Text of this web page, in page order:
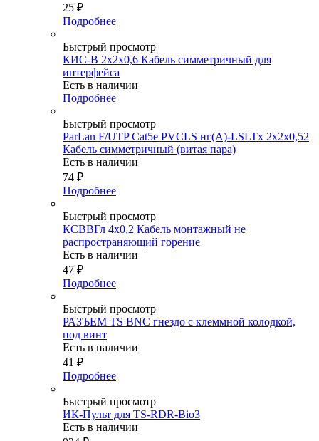
25 ₽
Подробнее
Быстрый просмотр
КИС-В 2х2х0,6 Кабель симметричный для
интерфейса
Есть в наличии
Подробнее
Быстрый просмотр
ParLan F/UTP Cat5e PVCLS нг(A)-LSLTx 2х2х0,52
Кабель симметричный (витая пара)
Есть в наличии
74 ₽
Подробнее
Быстрый просмотр
КСВВГл 4х0,2 Кабель монтажный не
распространяющий горение
Есть в наличии
47 ₽
Подробнее
Быстрый просмотр
РАЗЪЕМ TS BNC гнездо с клеммной колодкой,
под винт
Есть в наличии
41 ₽
Подробнее
Быстрый просмотр
ИК-Пульт для TS-RDR-Bio3
Есть в наличии